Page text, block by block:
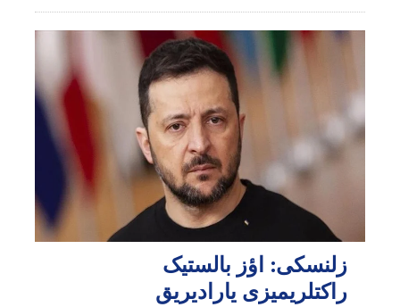
زلنسکی: اؤز بالستیک
راکتلریمیزی یارادیریق